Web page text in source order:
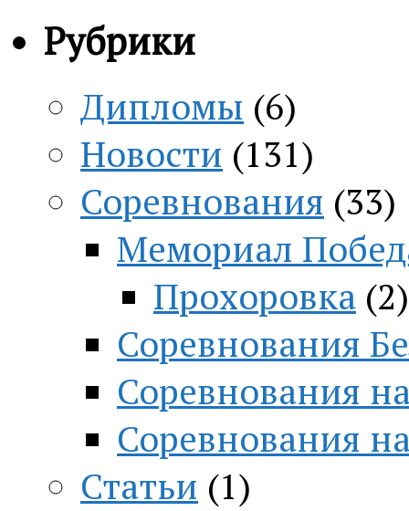
Рубрики
Дипломы (6)
Новости (131)
Соревнования (33)
Мемориал
Прохоровка (2)
Соревнования
Соревнования
Соревнования
Статьи (1)